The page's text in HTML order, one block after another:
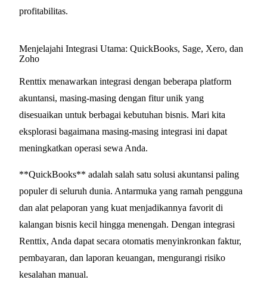
profitabilitas.
Menjelajahi Integrasi Utama: QuickBooks, Sage, Xero, dan
Zoho
Renttix menawarkan integrasi dengan beberapa platform
akuntansi, masing-masing dengan fitur unik yang
disesuaikan untuk berbagai kebutuhan bisnis. Mari kita
eksplorasi bagaimana masing-masing integrasi ini dapat
meningkatkan operasi sewa Anda.
**QuickBooks** adalah salah satu solusi akuntansi paling
populer di seluruh dunia. Antarmuka yang ramah pengguna
dan alat pelaporan yang kuat menjadikannya favorit di
kalangan bisnis kecil hingga menengah. Dengan integrasi
Renttix, Anda dapat secara otomatis menyinkronkan faktur,
pembayaran, dan laporan keuangan, mengurangi risiko
kesalahan manual.